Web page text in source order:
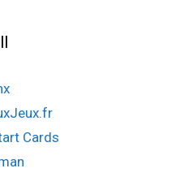
Cards